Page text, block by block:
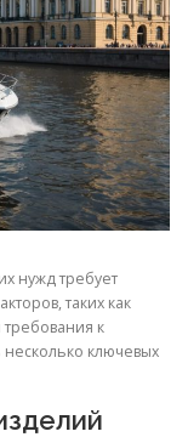
нужд требует
таких как
требования к
ключевых